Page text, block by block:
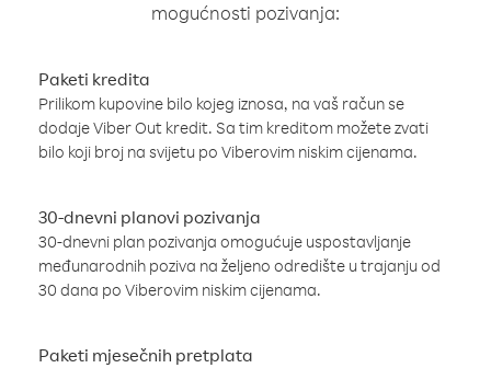
mogućnosti pozivanja:
Paketi kredita
Prilikom kupovine bilo kojeg iznosa, na vaš račun se
dodaje Viber Out kredit. Sa tim kreditom možete zvati
bilo koji broj na svijetu po Viberovim niskim cijenama.
30-dnevni planovi pozivanja
30-dnevni plan pozivanja omogućuje uspostavljanje
međunarodnih poziva na željeno odredište u trajanju od
30 dana po Viberovim niskim cijenama.
Paketi mjesečnih pretplata